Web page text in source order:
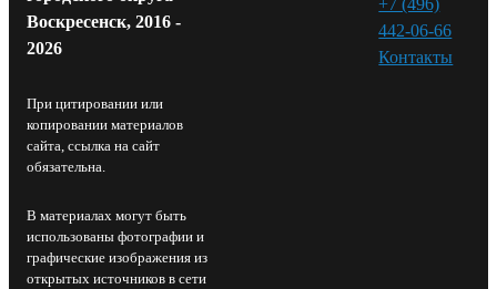
Воскресенск, 2016 -
2026
При цитировании или
копировании материалов
сайта, ссылка на сайт
обязательна.
В материалах могут быть
использованы фотографии и
графические изображения из
открытых источников в сети
442-06-66
Контакты⁠